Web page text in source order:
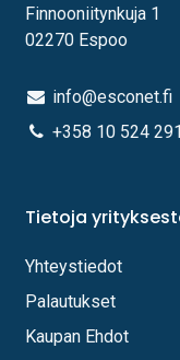
Finnooniitynkuja 1
02270 Espoo
info@esconet.fi
+358 10 524
Tietoja
Yhteystiedot
Palautukset
Kaupan Ehdot